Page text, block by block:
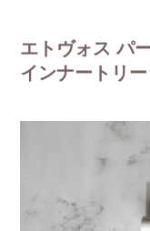
エトヴォス パ
インナートリ